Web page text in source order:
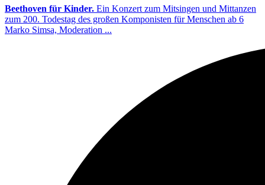
Beethoven für Kinder. Ein Konzert zum Mitsingen und Mittanzen
zum 200. Todestag des großen Komponisten für Menschen ab 6
Marko Simsa, Moderation ...